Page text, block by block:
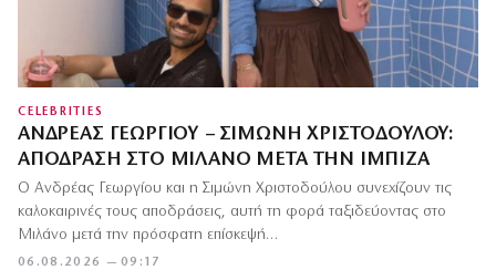
CELEBRITIES
ΑΝΔΡΈΑΣ ΓΕΩΡΓΊΟΥ – ΣΙΜΏΝΗ ΧΡΙΣΤΟΔΟΎΛΟΥ:
ΑΠΌΔΡΑΣΗ ΣΤΟ ΜΙΛΆΝΟ ΜΕΤΆ ΤΗΝ ΊΜΠΙΖΑ
06.08.2026 — 09:17
Ο Ανδρέας Γεωργίου και η Σιμώνη Χριστοδούλου συνεχίζουν τις
καλοκαιρινές τους αποδράσεις, αυτή τη φορά ταξιδεύοντας στο
Μιλάνο μετά την πρόσφατη επίσκεψή…